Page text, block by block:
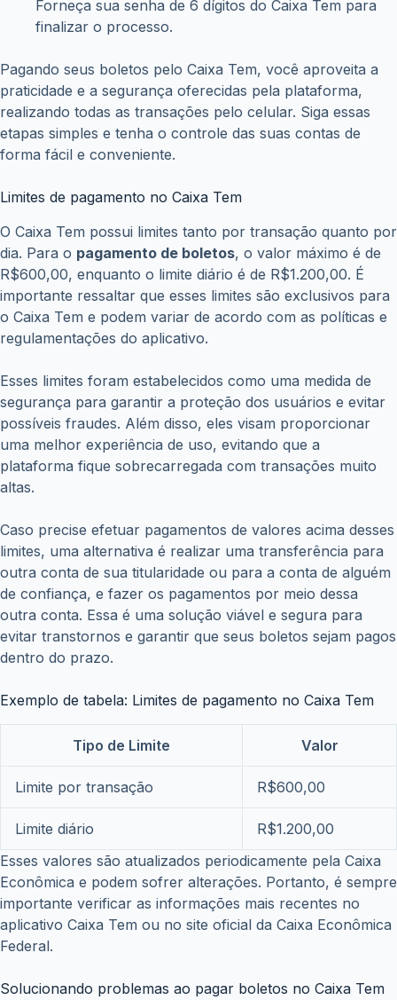
Forneça sua senha de 6 dígitos do Caixa Tem para
finalizar o processo.
Pagando seus boletos pelo Caixa Tem, você aproveita a
praticidade e a segurança oferecidas pela plataforma,
realizando todas as transações pelo celular. Siga essas
etapas simples e tenha o controle das suas contas de
forma fácil e conveniente.
Limites de pagamento no Caixa Tem
O Caixa Tem possui limites tanto por transação quanto por
dia. Para o pagamento de boletos, o valor máximo é de
R$600,00, enquanto o limite diário é de R$1.200,00. É
importante ressaltar que esses limites são exclusivos para
o Caixa Tem e podem variar de acordo com as políticas e
regulamentações do aplicativo.
Esses limites foram estabelecidos como uma medida de
segurança para garantir a proteção dos usuários e evitar
possíveis fraudes. Além disso, eles visam proporcionar
uma melhor experiência de uso, evitando que a
plataforma fique sobrecarregada com transações muito
altas.
Caso precise efetuar pagamentos de valores acima desses
limites, uma alternativa é realizar uma transferência para
outra conta de sua titularidade ou para a conta de alguém
de confiança, e fazer os pagamentos por meio dessa
outra conta. Essa é uma solução viável e segura para
evitar transtornos e garantir que seus boletos sejam pagos
dentro do prazo.
Exemplo de tabela: Limites de pagamento no Caixa Tem
Tipo de Limite Valor
Limite por transação R$600,00
Limite diário
R$1.200,00
Esses valores são atualizados periodicamente pela Caixa
Econômica e podem sofrer alterações. Portanto, é sempre
importante verificar as informações mais recentes no
aplicativo Caixa Tem ou no site oficial da Caixa Econômica
Federal.
Solucionando problemas ao pagar boletos no Caixa Tem